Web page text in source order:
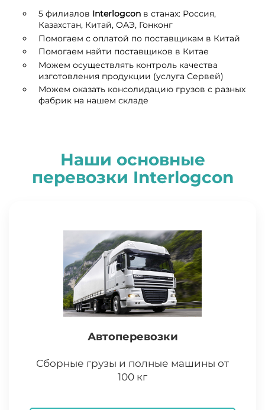
5 филиалов Interlogcon в станах: Россия,
Казахстан, Китай, ОАЭ, Гонконг
Помогаем с оплатой по поставщикам в Китай
Помогаем найти поставщиков в Китае
Можем осуществлять контроль качества
изготовления продукции (услуга Сервей)
Можем оказать консолидацию грузов с разных
фабрик на нашем складе
Наши основные
перевозки Interlogcon
Автоперевозки
Сборные грузы и полные машины от
100 кг